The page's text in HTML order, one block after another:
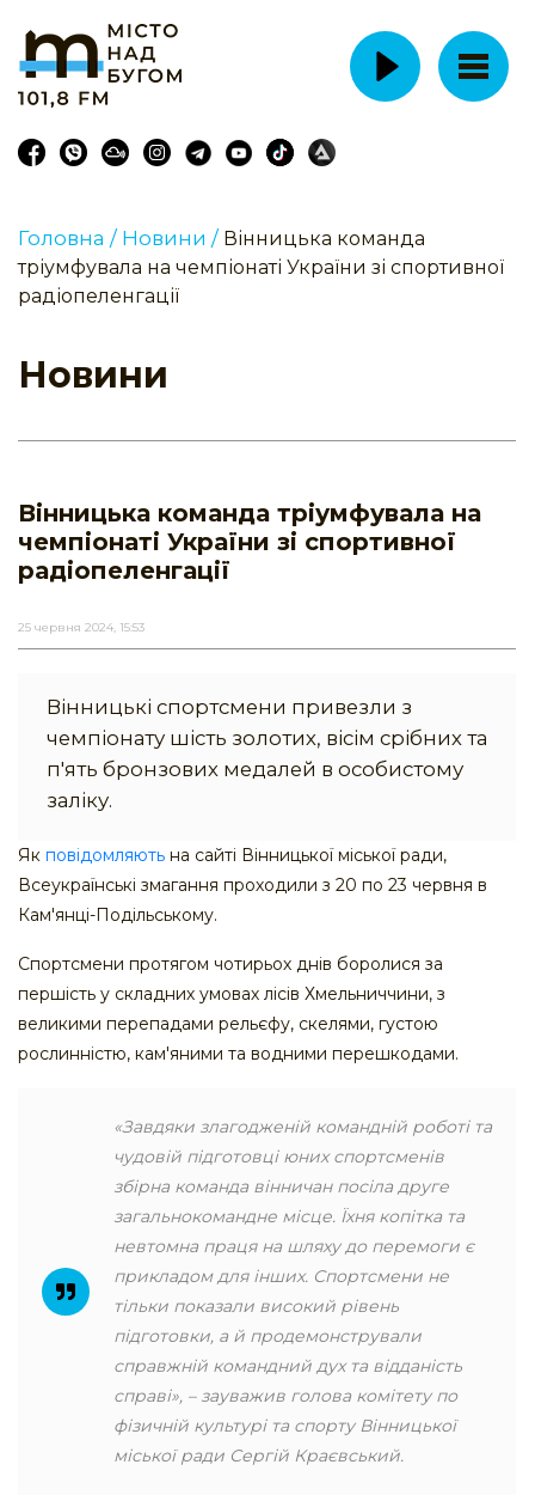
Головна / Новини / Вінницька команда
тріумфувала на чемпіонаті України зі спортивної
радіопеленгації
Новини
Вінницька команда тріумфувала на
чемпіонаті України зі спортивної
радіопеленгації
25 червня 2024, 15:53
Вінницькі спортсмени привезли з
чемпіонату шість золотих, вісім срібних та
п'ять бронзових медалей в особистому
заліку.
Як повідомляють на сайті Вінницької міської ради,
Всеукраїнські змагання проходили з 20 по 23 червня в
Кам'янці-Подільському.
Спортсмени протягом чотирьох днів боролися за
першість у складних умовах лісів Хмельниччини, з
великими перепадами рельєфу, скелями, густою
рослинністю, кам'яними та водними перешкодами.
«Завдяки злагодженій командній роботі та
чудовій підготовці юних спортсменів
збірна команда вінничан посіла друге
загальнокомандне місце. Їхня копітка та
невтомна праця на шляху до перемоги є
прикладом для інших. Спортсмени не
тільки показали високий рівень
підготовки, а й продемонстрували
справжній командний дух та відданість
справі», – зауважив голова комітету по
фізичній культурі та спорту Вінницької
міської ради Сергій Краєвський.